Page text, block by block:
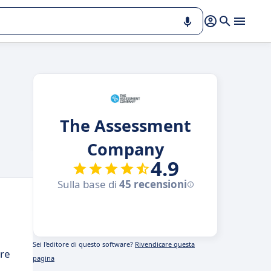
The Assessment
Company
4.9
Sulla base di 45 recensioni
Sei l'editore di questo software? Rivendicare questa
pagina